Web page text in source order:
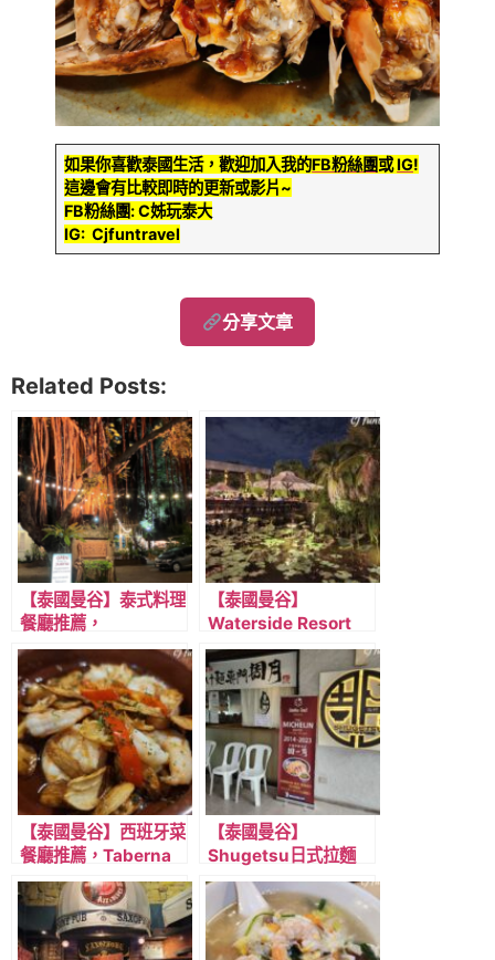
如果你喜歡泰國生活，歡迎加入我的FB粉絲團或IG!
這邊會有比較即時的更新或影片~
FB粉絲團: C姊玩泰大
IG: Cjfuntravel
分享文章
Related Posts:
【泰國曼谷】泰式料理
餐廳推薦，
Wanakarm，近MRT
Sukhumit 蘇坤逸
站/BTS Asok 阿索
站，特推泰式咖哩!
【泰國曼谷】
Waterside Resort
Restaurant，水上屋
風格，小橋流水卡拉
OK庭園餐廳
【泰國曼谷】西班牙菜
餐廳推薦，Taberna
JAMON JAMON
Bangkok，靠近MRT
Sukhumit/BTS
Asok站
【泰國曼谷】
Shugetsu日式拉麵
店，連續十年
2014~2013 年得到
米其林認可，近淺綠線
BTS Thong lo 曼谷通